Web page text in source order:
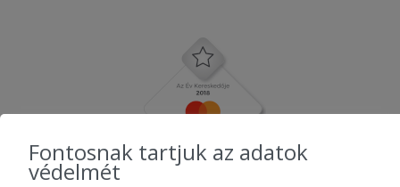
Fontosnak tartjuk az adatok
védelmét